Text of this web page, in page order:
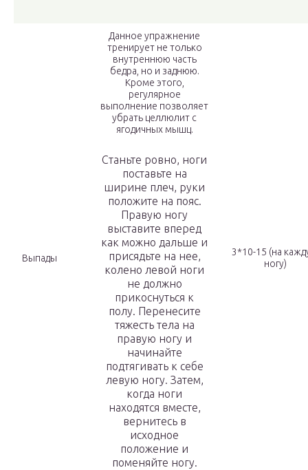
Выпады
Данное упражнение
тренирует не только
внутреннюю часть
бедра, но и заднюю.
Кроме этого,
регулярное
выполнение позволяет
убрать целлюлит с
ягодичных мышц.
Станьте ровно, ноги
поставьте на
ширине плеч, руки
положите на пояс.
Правую ногу
выставите вперед
как можно дальше и
присядьте на нее,
колено левой ноги
не должно
прикоснуться к
полу. Перенесите
тяжесть тела на
правую ногу и
начинайте
подтягивать к себе
левую ногу. Затем,
когда ноги
находятся вместе,
вернитесь в
исходное
положение и
поменяйте ногу.
3*10-15 (на
ногу)